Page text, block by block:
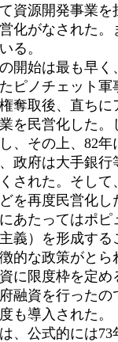
資源開発事業を
化がなされた。
る。
開始は最も早く
ピノチェット
奪取後、直ち
を民営化した。
、その上、82年
政府は大手銀
された。そして
を再度民営化し
あたってはポピ
義）を形成する
的な政策がとら
に限度枠を定め
融資を行ったの
も導入された。
、公式的には73